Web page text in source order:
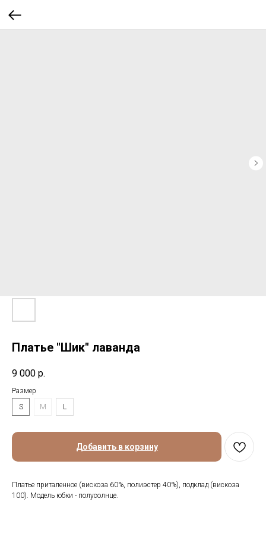
Платье "Шик" лаванда
9 000 р.
Размер
S
M L
Добавить в корзину
Платье приталенное (вискоза 60%, полиэстер 40%), подклад (вискоза
100). Модель юбки - полусолнце.